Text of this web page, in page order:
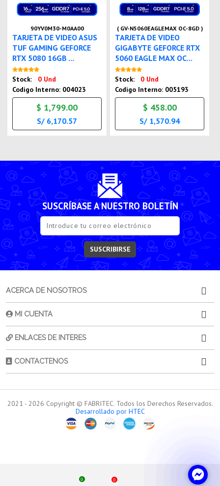
0 0
90YV0M30-M0AA00
TARJETA DE VIDEO ASUS
TUF GAMING GEFORCE
RTX 5080 16GB ...
Stock:
0 Und
Codigo Interno: 004023
$ 1,799.00
S/ 6,170.57
( GV-N5060EAGLEMAX OC-8GD )
TARJETA DE VIDEO
GIGABYTE GEFORCE RTX
5060 EAGLE MAX OC...
Stock:
0 Und
Codigo Interno: 005193
$ 458.00
S/ 1,570.94
SUSCRÍBASE A NUESTRO BOLETÍN
SUSCRIBIRSE
ACERCA DE NOSOTROS
MI CUENTA
ENLACES DE INTERES
CONTACTENOS
2021 - 2026 Copyright © FABRITEC. Todos los Derechos Reservados.
Desarrollado por HTEC